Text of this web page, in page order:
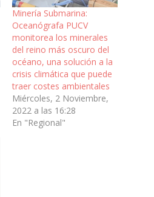
Minería Submarina:
Oceanógrafa PUCV
monitorea los minerales
del reino más oscuro del
océano, una solución a la
crisis climática que puede
traer costes ambientales
Miércoles, 2 Noviembre,
2022 a las 16:28
En "Regional"